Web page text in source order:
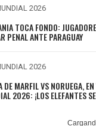
2026
TOCA FONDO:
PENAL ANTE PARAGUAY
2026
DE MARFIL VS NORUEGA,
2026: ¡LOS ELEFANTES